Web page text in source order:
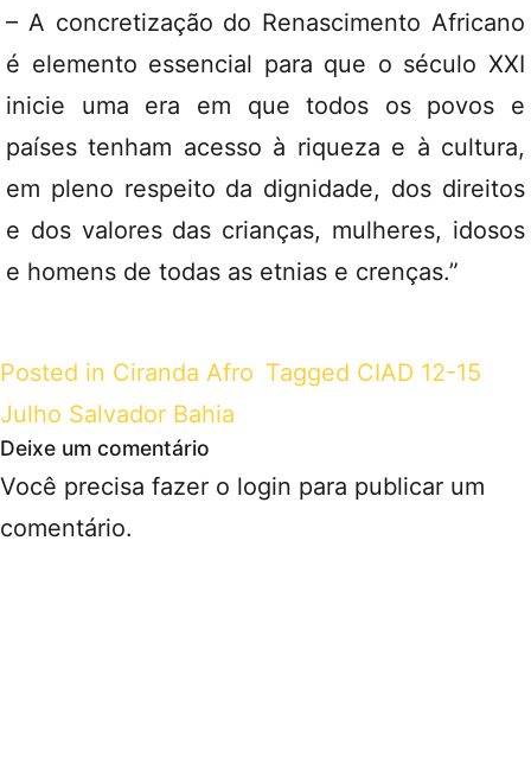
– A concretização do Renascimento Africano
é elemento essencial para que o século XXI
inicie uma era em que todos os povos e
países tenham acesso à riqueza e à cultura,
em pleno respeito da dignidade, dos direitos
e dos valores das crianças, mulheres, idosos
e homens de todas as etnias e crenças.”
Posted in Ciranda Afro Tagged CIAD 12-15
Julho Salvador Bahia
Deixe um comentário
Você precisa fazer o login para publicar um
comentário.